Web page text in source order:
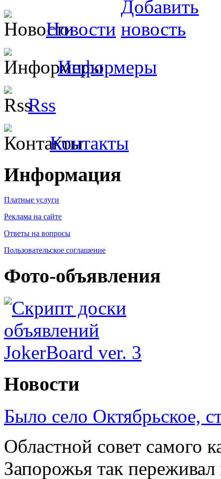
Новости
Информеры
Rss
Контакты
Информация
Платные услуги
Реклама на сайте
Ответы на вопросы
Пользовательское соглашение
Фото-объявления
Новости
Было село Октябрьское,
Областной совет самого
Запорожья так